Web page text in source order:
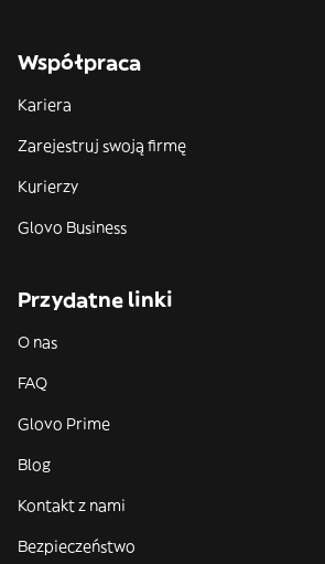
Współpraca
Kariera
Zarejestruj swoją firmę
Kurierzy
Glovo Business
Przydatne linki
O nas
FAQ
Glovo Prime
Blog
Kontakt z nami
Bezpieczeństwo